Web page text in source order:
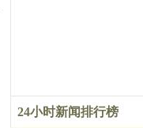
24小时新闻排行榜